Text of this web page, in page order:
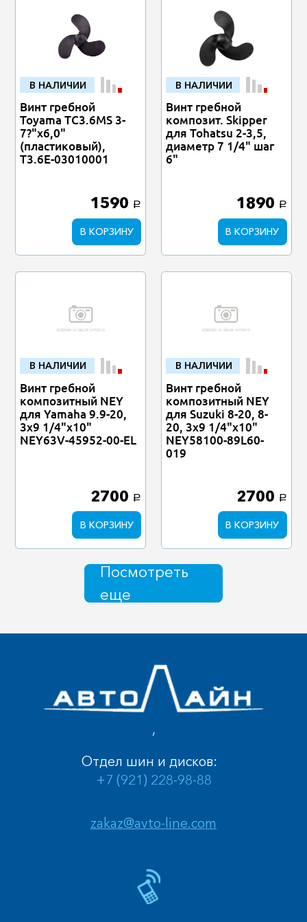
В НАЛИЧИИ
Винт гребной
Toyama TC3.6MS 3-
7?"х6,0"
(пластиковый),
T3.6E-03010001
1590 a
В КОРЗИНУ
В НАЛИЧИИ
Винт гребной
композит. Skipper
для Tohatsu 2-3,5,
диаметр 7 1/4" шаг
6"
1890 a
В КОРЗИНУ
В НАЛИЧИИ
Винт гребной
композитный NEY
для Yamaha 9.9-20,
3x9 1/4"x10"
NEY63V-45952-00-EL
2700 a
В КОРЗИНУ
В НАЛИЧИИ
Винт гребной
композитный NEY
для Suzuki 8-20, 8-
20, 3x9 1/4"x10"
NEY58100-89L60-
019
2700 a
В КОРЗИНУ
Посмотреть
еще
,
zakaz@avto-line.com
Отдел шин и дисков:
+7 (921) 228-98-88